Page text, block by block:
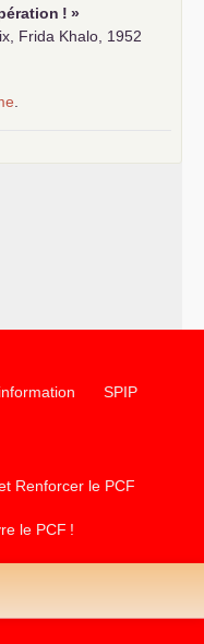
! »
Frida Khalo, 1952
SPIP
Renforcer le PCF
le PCF !